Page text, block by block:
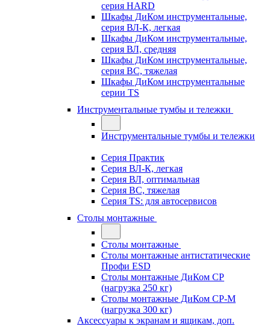
серия HARD
Шкафы ДиКом инструментальные,
cерия ВЛ-К, легкая
Шкафы ДиКом инструментальные,
серия ВЛ, средняя
Шкафы ДиКом инструментальные,
серия ВС, тяжелая
Шкафы ДиКом инструментальные
серии TS
Инструментальные тумбы и тележки
Инструментальные тумбы и тележки
Серия Практик
Серия ВЛ-К, легкая
Серия ВЛ, оптимальная
Серия ВС, тяжелая
Серия TS: для автосервисов
Столы монтажные
Столы монтажные
Столы монтажные антистатические
Профи ESD
Столы монтажные ДиКом СР
(нагрузка 250 кг)
Столы монтажные ДиКом СР-М
(нагрузка 300 кг)
Аксессуары к экранам и ящикам, доп.